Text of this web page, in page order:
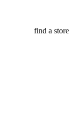
find a store